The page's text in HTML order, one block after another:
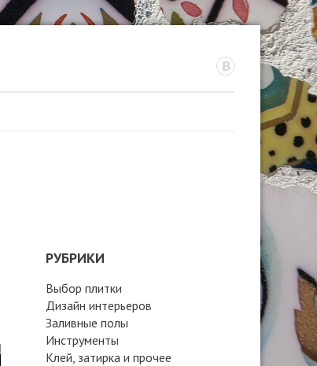
РУБРИКИ
Выбор плитки
Дизайн интерьеров
Заливные полы
Инструменты
Клей, затирка и прочее